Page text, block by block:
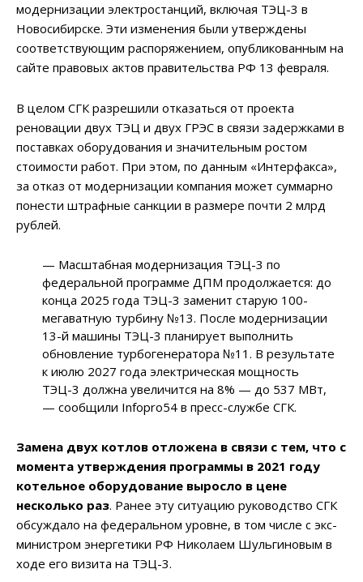
модернизации электростанций, включая ТЭЦ-3 в
Новосибирске. Эти изменения были утверждены
соответствующим распоряжением, опубликованным на
сайте правовых актов правительства РФ 13 февраля.
В целом СГК разрешили отказаться от проекта
реновации двух ТЭЦ и двух ГРЭС в связи задержками в
поставках оборудования и значительным ростом
стоимости работ. При этом, по данным «Интерфакса»,
за отказ от модернизации компания может суммарно
понести штрафные санкции в размере почти 2 млрд
рублей.
— Масштабная модернизация ТЭЦ-3 по
федеральной программе ДПМ продолжается: до
конца 2025 года ТЭЦ-3 заменит старую 100-
мегаватную турбину №13. После модернизации
13-й машины ТЭЦ-3 планирует выполнить
обновление турбогенератора №11. В результате
к июлю 2027 года электрическая мощность
ТЭЦ-3 должна увеличится на 8% — до 537 МВт,
— сообщили Infopro54 в пресс-службе СГК.
Замена двух котлов отложена в связи с тем, что с
момента утверждения программы в 2021 году
котельное оборудование выросло в цене
несколько раз. Ранее эту ситуацию руководство СГК
обсуждало на федеральном уровне, в том числе с экс-
министром энергетики РФ Николаем Шульгиновым в
ходе его визита на ТЭЦ-3.